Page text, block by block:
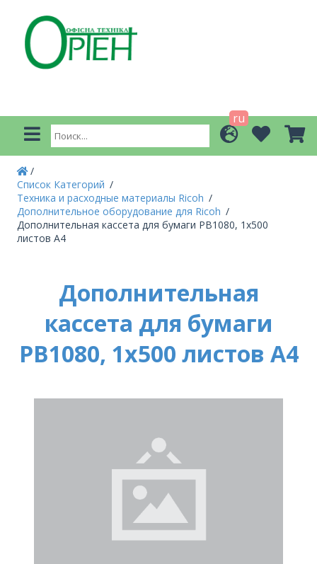
ru
Список Категорий
Техника и расходные материалы Ricoh
Дополнительное оборудование для Ricoh
Дополнительная кассета для бумаги PB1080, 1x500
листов A4
Дополнительная
кассета для бумаги
PB1080, 1x500 листов A4